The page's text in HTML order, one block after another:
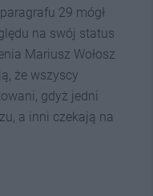
29 mógł
na swój status
Mariusz Wołosz
że wszyscy
gdyż jedni
a inni czekają na